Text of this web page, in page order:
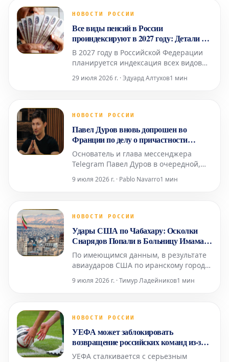
НОВОСТИ РОССИИ
Все виды пенсий в России
проиндексируют в 2027 году: Детали от
эксперта
В 2027 году в Российской Федерации
планируется индексация всех видов
сроки и механизмы их осуществления
Об этом сообщила Людмила Иванова-
Торгово-промышленной пал
29 июля 2026 г. · Эдуард Алтухов1 мин
НОВОСТИ РОССИИ
Павел Дуров вновь допрошен во
Франции по делу о причастности
Telegram к преступной деятельности
Основатель и глава мессенджера
Telegram Павел Дуров в очередной,
Париже. Это произошло в среду, 8
агентство AFP. Следственные судьи,
причастности его платформы к про
9 июля 2026 г. · Pablo Navarro1 мин
НОВОСТИ РОССИИ
Удары США по Чабахару: Осколки
Снарядов Попали в Больницу Имама
Али
По имеющимся данным, в результате
авиаударов США по иранскому городу
местную больницу Имама Али.
медицинского учреждения пока не
взрывах в нескольких иранских
городах, вкл
9 июля 2026 г. · Тимур Ладейников1 мин
НОВОСТИ РОССИИ
УЕФА может заблокировать
возвращение российских команд из-за
давления трех стран
УЕФА сталкивается с серьезным